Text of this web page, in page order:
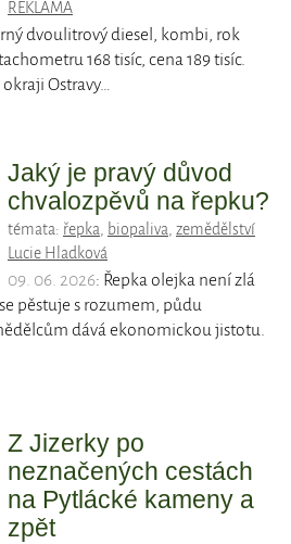
REKLAMA
dvoulitrový diesel, kombi, rok
168 tisíc, cena 189 tisíc.
Ostravy…
Jaký je pravý důvod
chvalozpěvů na řepku?
témata: řepka, biopaliva, zemědělství
Lucie Hladková
09. 06. 2026: Řepka olejka není zlá
pěstuje s rozumem, půdu
dává ekonomickou jistotu.
Z Jizerky po
neznačených cestách
na Pytlácké kameny a
zpět